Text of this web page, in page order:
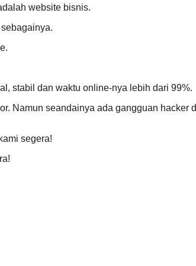
website bisnis.
stabil dan waktu online-nya lebih dari 99%.
Namun seandainya ada gangguan hacker
segera!